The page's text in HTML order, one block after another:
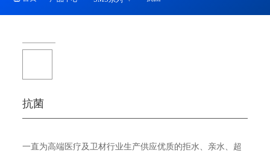
抗菌
一直为高端医疗及卫材行业生产供应优质的拒水、亲水、超